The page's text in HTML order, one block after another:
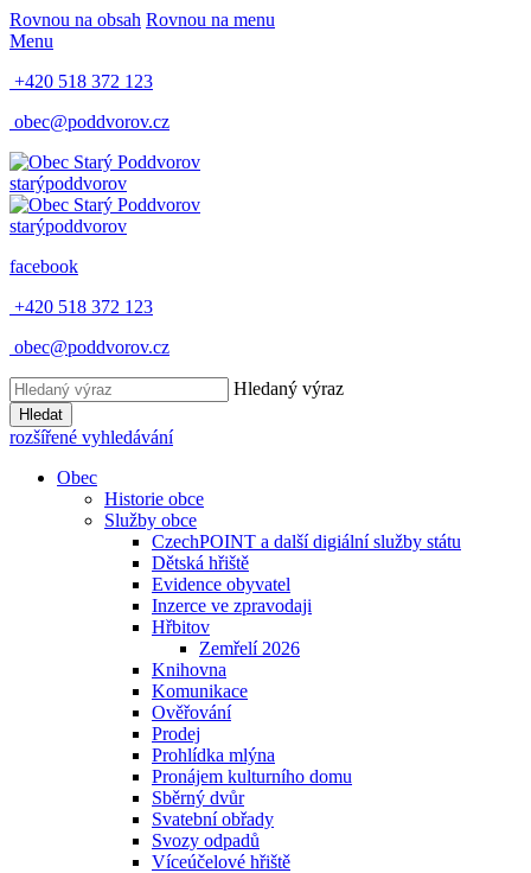
Rovnou na obsah Rovnou na menu
Menu
+420 518 372 123
obec@poddvorov.cz
starýpoddvorov
starýpoddvorov
facebook
+420 518 372 123
obec@poddvorov.cz
Hledaný výraz
Hledat
rozšířené vyhledávání
Obec
Historie obce
Služby obce
CzechPOINT a další digiální služby státu
Dětská hřiště
Evidence obyvatel
Inzerce ve zpravodaji
Hřbitov
Zemřelí 2026
Knihovna
Komunikace
Ověřování
Prodej
Prohlídka mlýna
Pronájem kulturního domu
Sběrný dvůr
Svatební obřady
Svozy odpadů
Víceúčelové hřiště